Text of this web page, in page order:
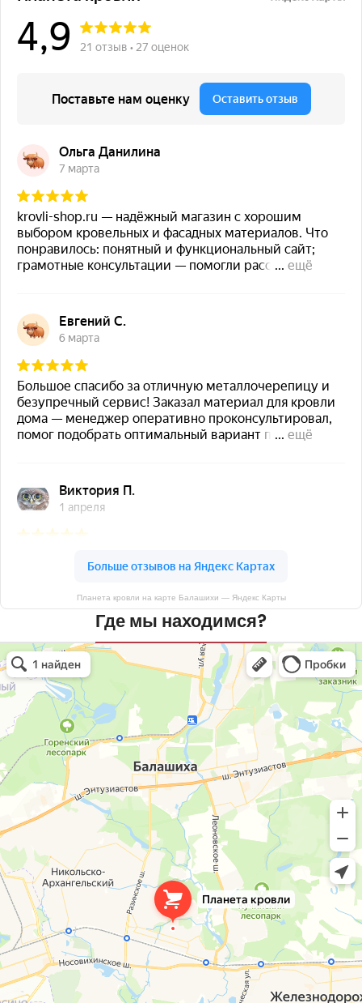
Планета кровли на карте Балашихи — Яндекс Карты
Где мы находимся?
Планета кровли
Кровля и кровельные материалы в Балашихе
Окна в Балашихе